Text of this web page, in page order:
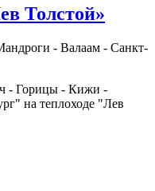
Толстой»
- Валаам - Санкт-
- Горицы - Кижи -
на теплоходе "Лев